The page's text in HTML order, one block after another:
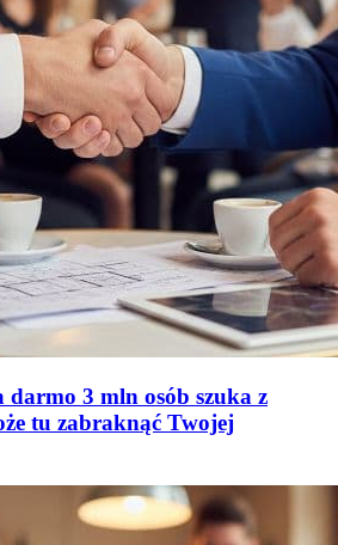
darmo 3 mln osób szuka z
tu zabraknąć Twojej